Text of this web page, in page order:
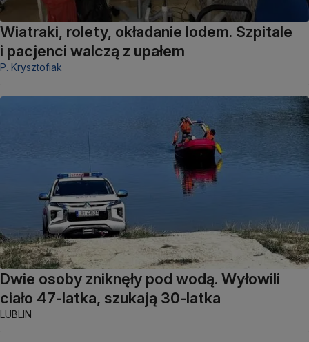
Wiatraki, rolety, okładanie lodem. Szpitale
i pacjenci walczą z upałem
P. Krysztofiak
Dwie osoby zniknęły pod wodą. Wyłowili
ciało 47-latka, szukają 30-latka
LUBLIN